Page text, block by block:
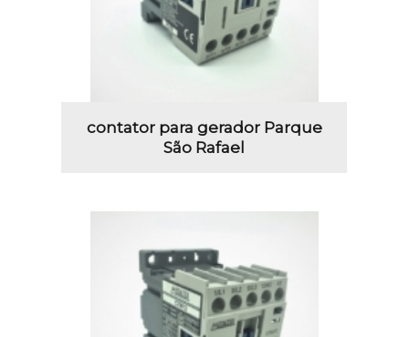
contator para gerador Parque
São Rafael